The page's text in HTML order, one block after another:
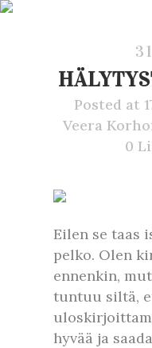
Posted at
Veera
0
Eilen se taas
pelko. Olen
ennenkin,
tuntuu siltä,
hyvää ja